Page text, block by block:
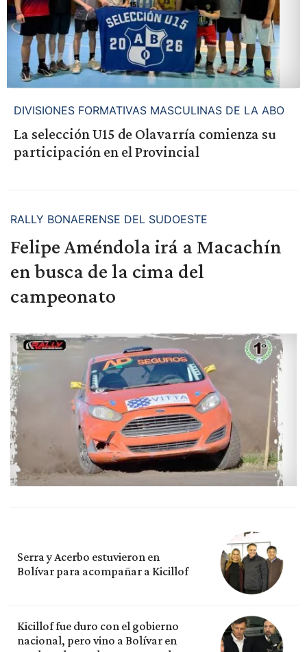
DIVISIONES FORMATIVAS MASCULINAS DE LA ABO
La selección U15 de Olavarría comienza su
participación en el Provincial
RALLY BONAERENSE DEL SUDOESTE
Felipe Améndola irá a Macachín
en busca de la cima del
campeonato
Serra y Acerbo estuvieron en
Bolívar para acompañar a Kicillof
Kicillof fue duro con el gobierno
nacional, pero vino a Bolívar en